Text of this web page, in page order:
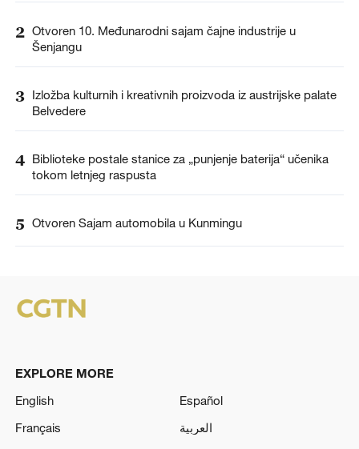
2 Otvoren 10. Međunarodni sajam čajne industrije u
Šenjangu
3 Izložba kulturnih i kreativnih proizvoda iz austrijske palate
Belvedere
4 Biblioteke postale stanice za „punjenje baterija“ učenika
tokom letnjeg raspusta
5 Otvoren Sajam automobila u Kunmingu
EXPLORE MORE
English
Español
Français
العربية